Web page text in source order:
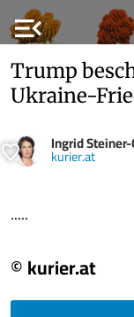
menu_open
Trump
Ukraine-
Ingrid
kurier.at
.....
© kurier.at